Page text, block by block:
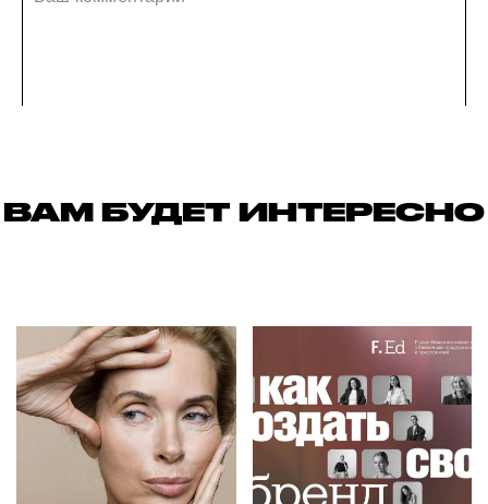
ВАМ БУДЕТ ИНТЕРЕСНО